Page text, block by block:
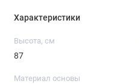
Характеристики
Высота, см
87
Материал основы